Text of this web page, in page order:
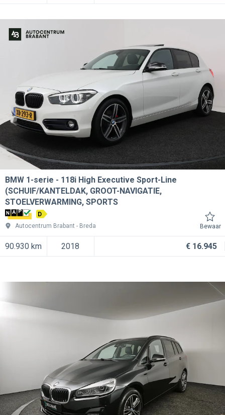
BMW 1-serie
118i High Executive Sport-Line
(SCHUIF/KANTELDAK, GROOT-NAVIGATIE,
STOELVERWARMING, SPORTS
D
Autocentrum Brabant
Breda Bewaar
90.930 km 2018 € 16.945